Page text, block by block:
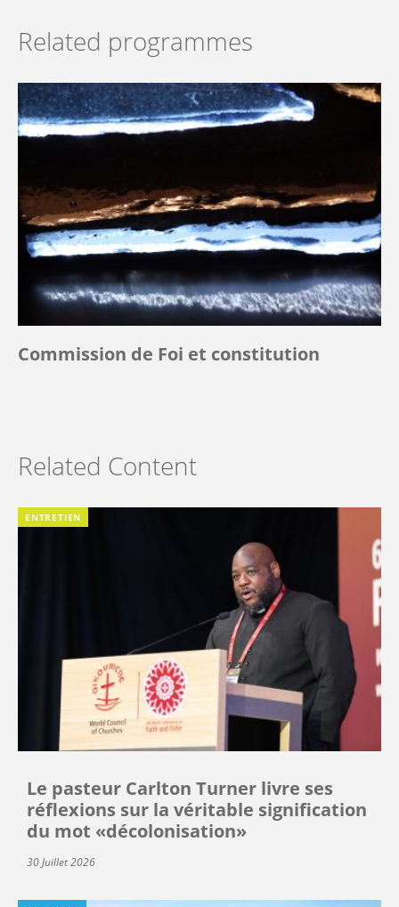
Related programmes
Commission de Foi et constitution
Related Content
ENTRETIEN
Le pasteur Carlton Turner livre ses
réflexions sur la véritable signification
du mot «décolonisation»
30 Juillet 2026